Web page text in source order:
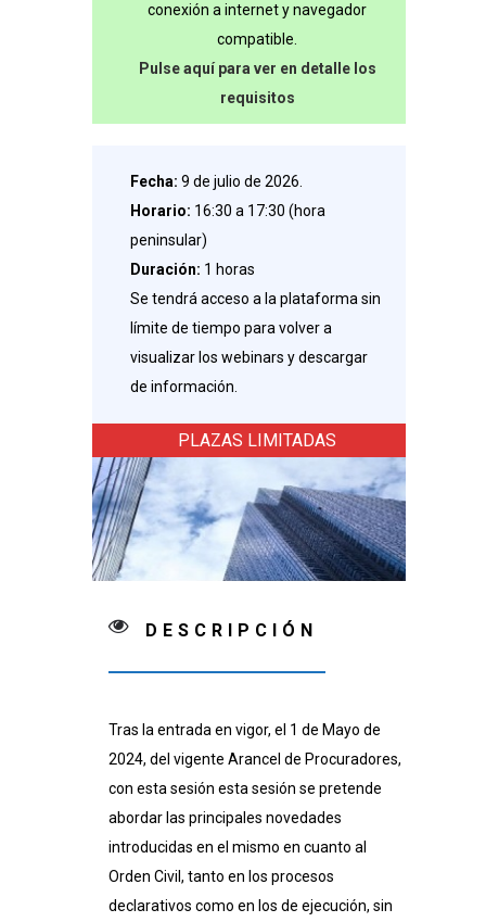
conexión a internet y navegador
compatible.
Pulse aquí para ver en detalle los
requisitos
Fecha: 9 de julio de 2026.
Horario: 16:30 a 17:30 (hora
peninsular)
Duración: 1 horas
Se tendrá acceso a la plataforma sin
límite de tiempo para volver a
visualizar los webinars y descargar
de información.
PLAZAS LIMITADAS
DESCRIPCIÓN
Tras la entrada en vigor, el 1 de Mayo de
2024, del vigente Arancel de Procuradores,
con esta sesión esta sesión se pretende
abordar las principales novedades
introducidas en el mismo en cuanto al
Orden Civil, tanto en los procesos
declarativos como en los de ejecución, sin